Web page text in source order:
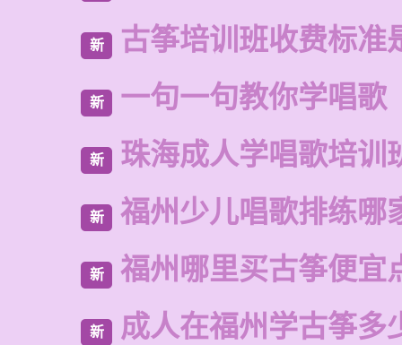
新 古筝培训班收费标准
新 一句一句教你学唱歌
新 珠海成人学唱歌培训
新 福州少儿唱歌排练哪
新 福州哪里买古筝便宜
新 成人在福州学古筝多